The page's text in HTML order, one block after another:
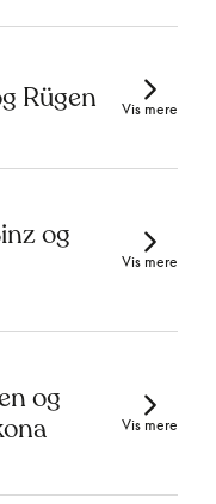
Rügen Vis mere
og
Vis mere
og
Vis mere